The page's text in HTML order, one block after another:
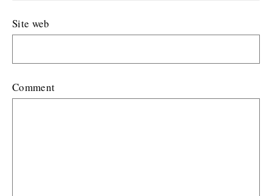
Site web
Comment